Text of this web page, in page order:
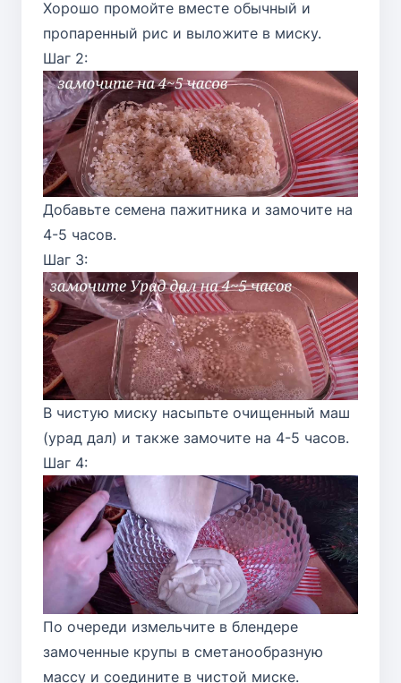
Хорошо промойте вместе обычный и
пропаренный рис и выложите в миску.
Шаг 2:
Добавьте семена пажитника и замочите на
4-5 часов.
Шаг 3:
В чистую миску насыпьте очищенный маш
(урад дал) и также замочите на 4-5 часов.
Шаг 4:
По очереди измельчите в блендере
замоченные крупы в сметанообразную
массу и соедините в чистой миске.